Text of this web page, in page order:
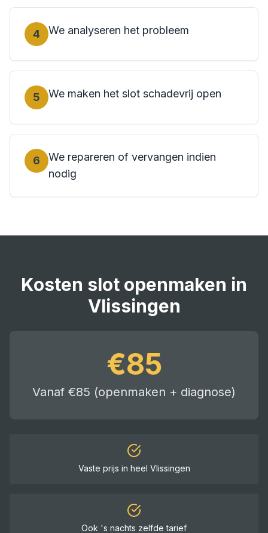
4 We analyseren het probleem
5 We maken het slot schadevrij open
6
We repareren of vervangen indien
nodig
Kosten slot openmaken in
Vlissingen
€85
Vanaf €85 (openmaken + diagnose)
Vaste prijs in heel Vlissingen
Ook 's nachts zelfde tarief